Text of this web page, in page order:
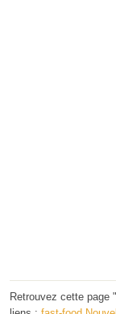
Retrouvez cette page